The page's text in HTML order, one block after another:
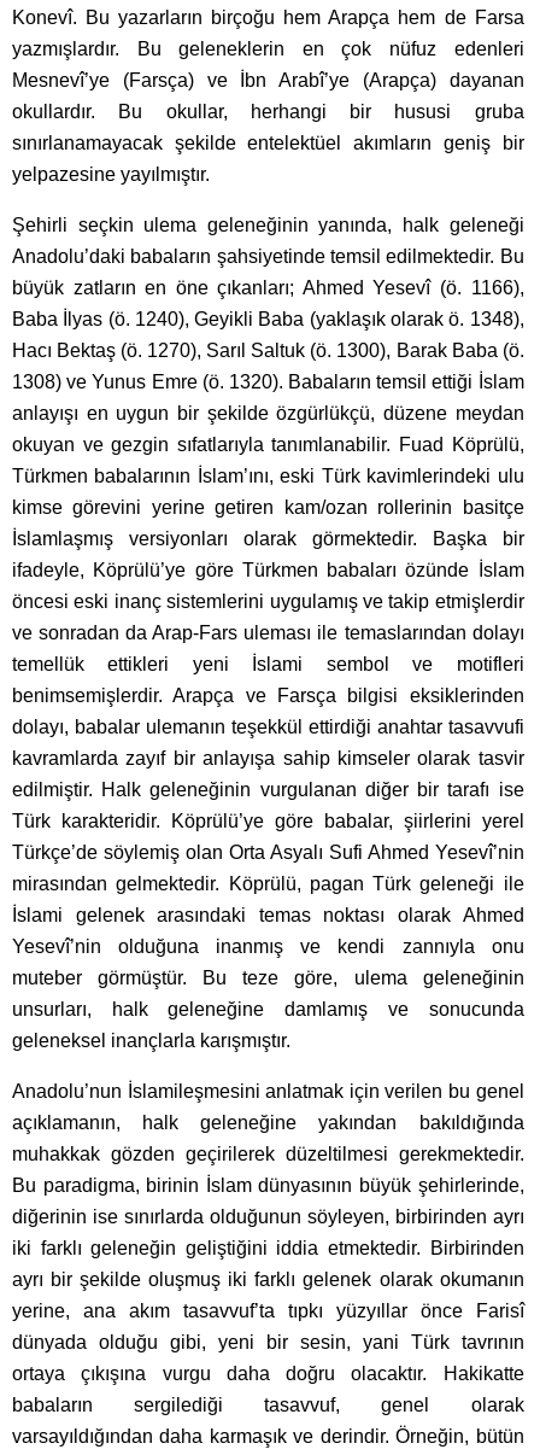
Konevî. Bu yazarların birçoğu hem Arapça hem de Farsa
yazmışlardır. Bu geleneklerin en çok nüfuz edenleri
Mesnevî’ye (Farsça) ve İbn Arabî’ye (Arapça) dayanan
okullardır. Bu okullar, herhangi bir hususi gruba
sınırlanamayacak şekilde entelektüel akımların geniş bir
yelpazesine yayılmıştır.
Şehirli seçkin ulema geleneğinin yanında, halk geleneği
Anadolu’daki babaların şahsiyetinde temsil edilmektedir. Bu
büyük zatların en öne çıkanları; Ahmed Yesevî (ö. 1166),
Baba İlyas (ö. 1240), Geyikli Baba (yaklaşık olarak ö. 1348),
Hacı Bektaş (ö. 1270), Sarıl Saltuk (ö. 1300), Barak Baba (ö.
1308) ve Yunus Emre (ö. 1320). Babaların temsil ettiği İslam
anlayışı en uygun bir şekilde özgürlükçü, düzene meydan
okuyan ve gezgin sıfatlarıyla tanımlanabilir. Fuad Köprülü,
Türkmen babalarının İslam’ını, eski Türk kavimlerindeki ulu
kimse görevini yerine getiren kam/ozan rollerinin basitçe
İslamlaşmış versiyonları olarak görmektedir. Başka bir
ifadeyle, Köprülü’ye göre Türkmen babaları özünde İslam
öncesi eski inanç sistemlerini uygulamış ve takip etmişlerdir
ve sonradan da Arap-Fars uleması ile temaslarından dolayı
temellük ettikleri yeni İslami sembol ve motifleri
benimsemişlerdir. Arapça ve Farsça bilgisi eksiklerinden
dolayı, babalar ulemanın teşekkül ettirdiği anahtar tasavvufi
kavramlarda zayıf bir anlayışa sahip kimseler olarak tasvir
edilmiştir. Halk geleneğinin vurgulanan diğer bir tarafı ise
Türk karakteridir. Köprülü’ye göre babalar, şiirlerini yerel
Türkçe’de söylemiş olan Orta Asyalı Sufi Ahmed Yesevî’nin
mirasından gelmektedir. Köprülü, pagan Türk geleneği ile
İslami gelenek arasındaki temas noktası olarak Ahmed
Yesevî’nin olduğuna inanmış ve kendi zannıyla onu
muteber görmüştür. Bu teze göre, ulema geleneğinin
unsurları, halk geleneğine damlamış ve sonucunda
geleneksel inançlarla karışmıştır.
Anadolu’nun İslamileşmesini anlatmak için verilen bu genel
açıklamanın, halk geleneğine yakından bakıldığında
muhakkak gözden geçirilerek düzeltilmesi gerekmektedir.
Bu paradigma, birinin İslam dünyasının büyük şehirlerinde,
diğerinin ise sınırlarda olduğunun söyleyen, birbirinden ayrı
iki farklı geleneğin geliştiğini iddia etmektedir. Birbirinden
ayrı bir şekilde oluşmuş iki farklı gelenek olarak okumanın
yerine, ana akım tasavvuf’ta tıpkı yüzyıllar önce Farisî
dünyada olduğu gibi, yeni bir sesin, yani Türk tavrının
ortaya çıkışına vurgu daha doğru olacaktır. Hakikatte
babaların sergilediği tasavvuf, genel olarak
varsayıldığından daha karmaşık ve derindir. Örneğin, bütün